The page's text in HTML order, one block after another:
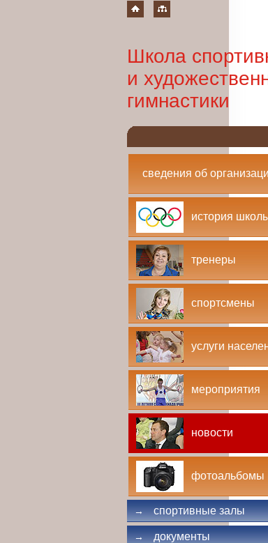
Школа
и
гимнастики
сведения об
история
тренеры
спортсмены
услуги
мероприятия
новости
фотоальбомы
→ спортивные залы
→ документы